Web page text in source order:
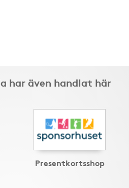
har även handlat här
Presentkortsshop